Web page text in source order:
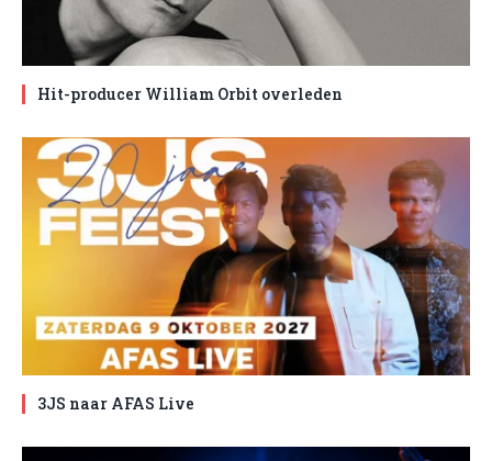
Hit-producer William Orbit overleden
3JS naar AFAS Live